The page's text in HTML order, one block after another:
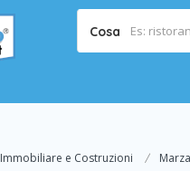
Cosa
Immobiliare e Costruzioni